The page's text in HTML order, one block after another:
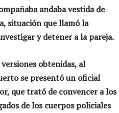
andaba vestida de
situación que llamó la
y detener a la pareja.
versiones obtenidas, al
se presentó un oficial
que trató de convencer a los
de los cuerpos policiales